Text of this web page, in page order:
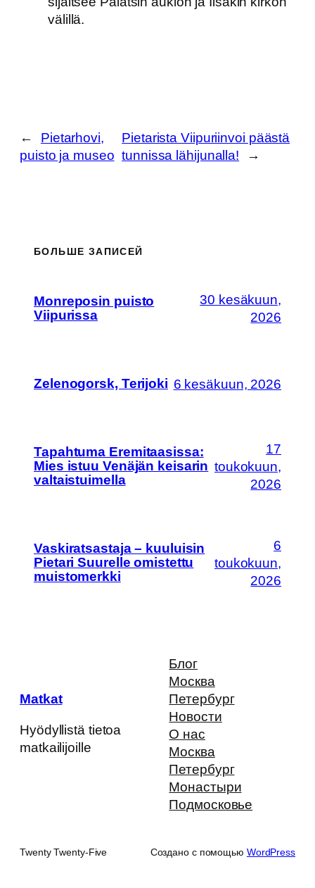
välillä.
←
Pietarhovi,
puisto ja museo
Pietarista Viipuriinvoi päästä
tunnissa lähijunalla!
→
БОЛЬШЕ ЗАПИСЕЙ
Monreposin puisto
Viipurissa
30 kesäkuun,
2026
Zelenogorsk, Terijoki 6 kesäkuun, 2026
Tapahtuma Eremitaasissa:
Mies istuu Venäjän keisarin
valtaistuimella
17
toukokuun,
2026
Vaskiratsastaja – kuuluisin
Pietari Suurelle omistettu
muistomerkki
6
toukokuun,
2026
Matkat
Hyödyllistä tietoa
matkailijoille
Блог
Москва
Петербург
Новости
О нас
Москва
Петербург
Монастыри
Подмосковье
Twenty Twenty-Five Создано с помощью WordPress